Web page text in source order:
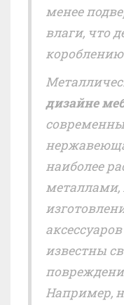
менее
влаги, что
дизайне
наиболее
известны
Например,